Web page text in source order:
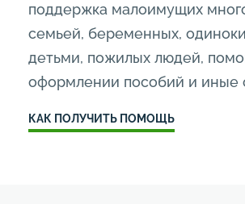
поддержка малоимущих
семьей, беременных,
детьми, пожилых людей,
оформлении пособий и иные
КАК ПОЛУЧИТЬ ПОМОЩЬ